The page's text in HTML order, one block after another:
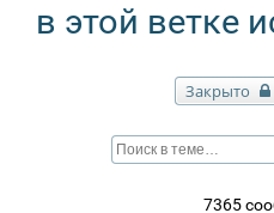
в этой ветке
Закрыто
7365